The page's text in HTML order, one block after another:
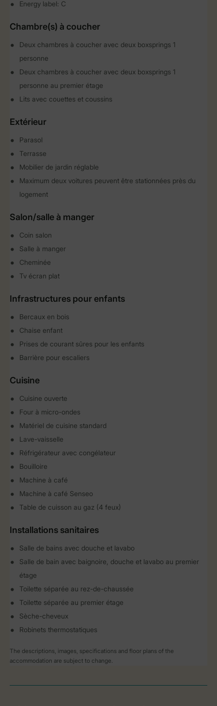
Energy label: C
Chambre(s) à coucher
Deux chambres à coucher avec deux boxsprings 1
personne
Deux chambres à coucher avec deux boxsprings 1
personne au premier étage
Lits avec couettes et coussins
Extérieur
Parasol
Terrasse
Mobilier de jardin réglable
Maximum deux voitures peuvent être stationnées près du
logement
Salon/salle à manger
Coin salon
Salle à manger
Cheminée
Tv écran plat
Infrastructures pour enfants
Bercaux en bois
Chaise enfant
Prises de courant sûres pour les enfants
Barrière pour escaliers
Cuisine
Cuisine ouverte
Four à micro-ondes
Matériel de cuisine standard
Lave-vaisselle
Réfrigérateur avec congélateur
Bouilloire
Machine à café
Machine à café Senseo
Table de cuisson au gaz (4 feux)
Installations sanitaires
Salle de bains avec douche et lavabo
Salle de bain avec baignoire, douche et lavabo au premier
étage
Toilette séparée au rez-de-chaussée
Toilette séparée au premier étage
Sèche-cheveux
Robinets thermostatiques
The descriptions, images, specifications and floor plans of the
accommodation are subject to change.